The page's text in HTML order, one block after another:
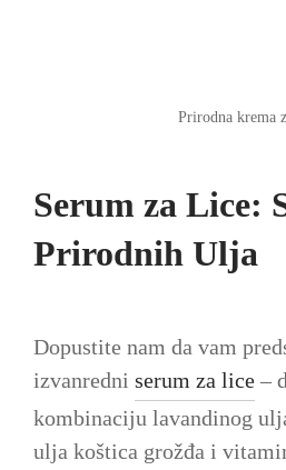
Prirodna krema
Serum za Lice:
Prirodnih Ulja
Dopustite nam da vam
izvanredni serum za lice –
kombinaciju lavandinog
ulja koštica grožđa i